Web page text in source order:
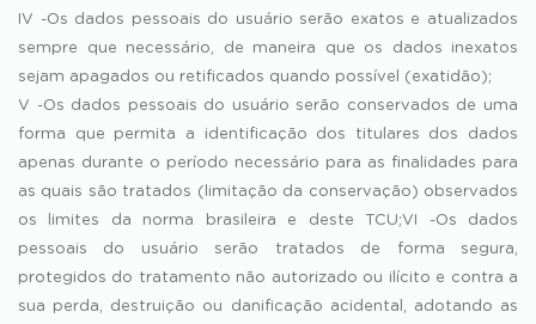
IV -Os dados pessoais do usuário serão exatos e atualizados
sempre que necessário, de maneira que os dados inexatos
sejam apagados ou retificados quando possível (exatidão);
V -Os dados pessoais do usuário serão conservados de uma
forma que permita a identificação dos titulares dos dados
apenas durante o período necessário para as finalidades para
as quais são tratados (limitação da conservação) observados
os limites da norma brasileira e deste TCU;VI -Os dados
pessoais do usuário serão tratados de forma segura,
protegidos do tratamento não autorizado ou ilícito e contra a
sua perda, destruição ou danificação acidental, adotando as